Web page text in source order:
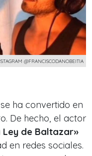
@FRANCISCODANOBEITIA
se ha convertido en
De hecho, el actor
Ley de Baltazar»
en redes sociales.